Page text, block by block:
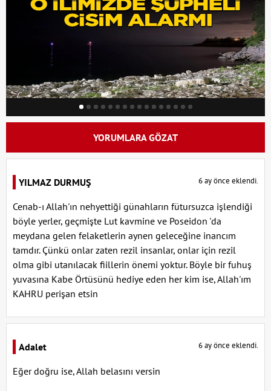
YORUMLARA GÖZAT
YILMAZ DURMUŞ 6 ay önce eklendi.
Cenab-ı Allah'ın nehyettiği günahların fütursuzca işlendiği
böyle yerler, geçmişte Lut kavmine ve Poseidon 'da
meydana gelen felaketlerin aynen geleceğine inancım
tamdır. Çünkü onlar zaten rezil insanlar, onlar için rezil
olma gibi utanılacak fiillerin önemi yoktur. Böyle bir fuhuş
yuvasına Kabe Örtüsünü hediye eden her kim ise, Allah'ım
KAHRU perişan etsin
Adalet 6 ay önce eklendi.
Eğer doğru ise, Allah belasını versin